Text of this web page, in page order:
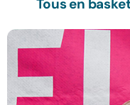
Tous en